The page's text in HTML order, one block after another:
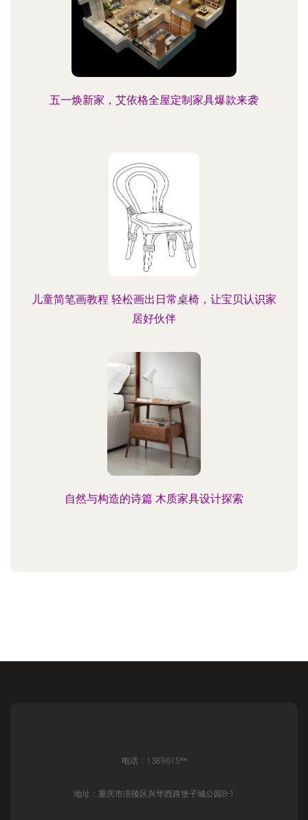
五一焕新家，艾依格全屋定制家具爆款来袭
儿童简笔画教程 轻松画出日常桌椅，让宝贝认识家
居好伙伴
自然与构造的诗篇 木质家具设计探索
电话：1389615**
地址：重庆市涪陵区兴华西路堡子城公园B-1